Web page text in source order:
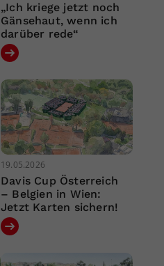
„Ich kriege jetzt noch
Gänsehaut, wenn ich
darüber rede“
19.05.2026
Davis Cup Österreich
– Belgien in Wien:
Jetzt Karten sichern!